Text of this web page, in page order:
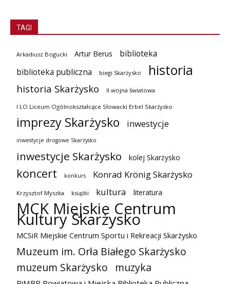
TAGI
Arkadiusz Bogucki Artur Berus
biblioteka
biblioteka publiczna
biegi Skarżysko historia
historia Skarżysko II wojna światowa
I LO Liceum Ogólnokształcące Słowacki Erbel Skarżysko
imprezy Skarżysko inwestycje
inwestycje drogowe Skarżysko
inwestycje Skarżysko kolej Skarżysko
koncert konkurs Konrad Krönig Skarżysko
Krzysztof Myszka książki kultura literatura
MCK Miejskie Centrum
Kultury Skarżysko
MCSiR Miejskie Centrum Sportu i Rekreacji Skarżysko
Muzeum im. Orła Białego Skarżysko
muzeum Skarżysko
muzyka